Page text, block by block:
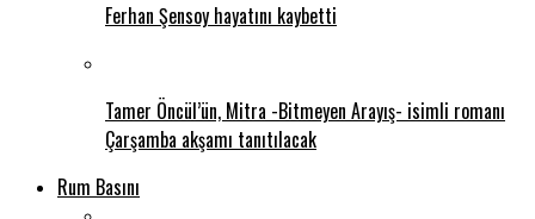
Ferhan Şensoy hayatını kaybetti
Tamer Öncül’ün, Mitra -Bitmeyen Arayış- isimli romanı
Çarşamba akşamı tanıtılacak
Rum Basını